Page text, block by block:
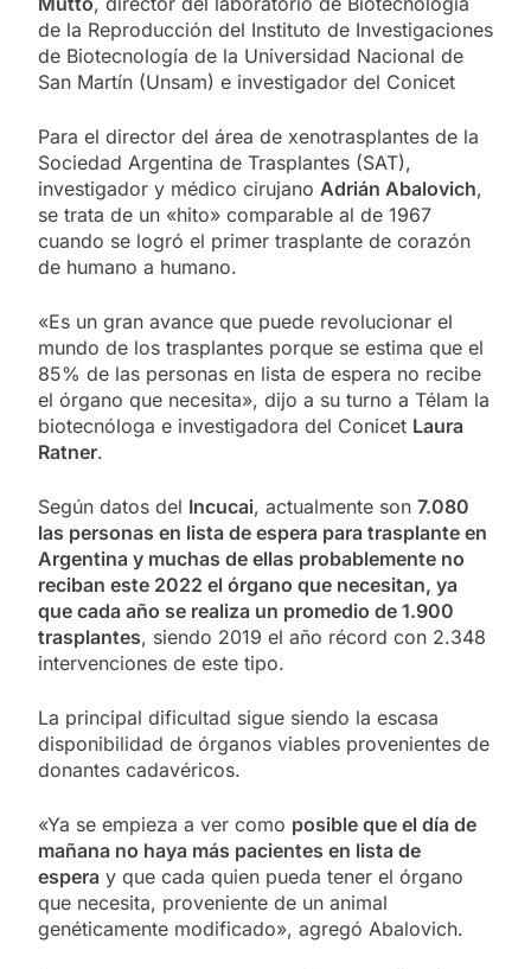
de la Reproducción del Instituto de Investigaciones
de Biotecnología de la Universidad Nacional de
San Martín (Unsam) e investigador del Conicet
Para el director del área de xenotrasplantes de la
Sociedad Argentina de Trasplantes (SAT),
investigador y médico cirujano Adrián Abalovich,
se trata de un «hito» comparable al de 1967
cuando se logró el primer trasplante de corazón
de humano a humano.
«Es un gran avance que puede revolucionar el
mundo de los trasplantes porque se estima que el
85% de las personas en lista de espera no recibe
el órgano que necesita», dijo a su turno a Télam la
biotecnóloga e investigadora del Conicet Laura
Ratner.
Según datos del Incucai, actualmente son 7.080
las personas en lista de espera para trasplante en
Argentina y muchas de ellas probablemente no
reciban este 2022 el órgano que necesitan, ya
que cada año se realiza un promedio de 1.900
trasplantes, siendo 2019 el año récord con 2.348
intervenciones de este tipo.
La principal dificultad sigue siendo la escasa
disponibilidad de órganos viables provenientes de
donantes cadavéricos.
«Ya se empieza a ver como posible que el día de
mañana no haya más pacientes en lista de
espera y que cada quien pueda tener el órgano
que necesita, proveniente de un animal
genéticamente modificado», agregó Abalovich.